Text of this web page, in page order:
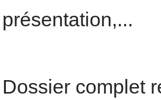
présentation,...
Dossier complet